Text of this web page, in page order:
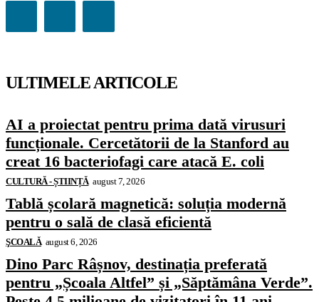
ULTIMELE ARTICOLE
AI a proiectat pentru prima dată virusuri
funcționale. Cercetătorii de la Stanford au
creat 16 bacteriofagi care atacă E. coli
CULTURĂ - ȘTIINȚĂ august 7, 2026
Tablă școlară magnetică: soluția modernă
pentru o sală de clasă eficientă
ŞCOALĂ august 6, 2026
Dino Parc Râșnov, destinația preferată
pentru „Școala Altfel” și „Săptămâna Verde”.